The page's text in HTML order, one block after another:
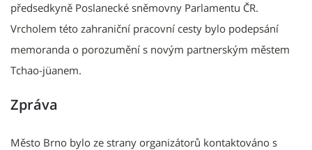
předsedkyně Poslanecké sněmovny Parlamentu ČR.
Vrcholem této zahraniční pracovní cesty bylo podepsání
memoranda o porozumění s novým partnerským městem
Tchao-jüanem.
Zpráva
Město Brno bylo ze strany organizátorů kontaktováno s